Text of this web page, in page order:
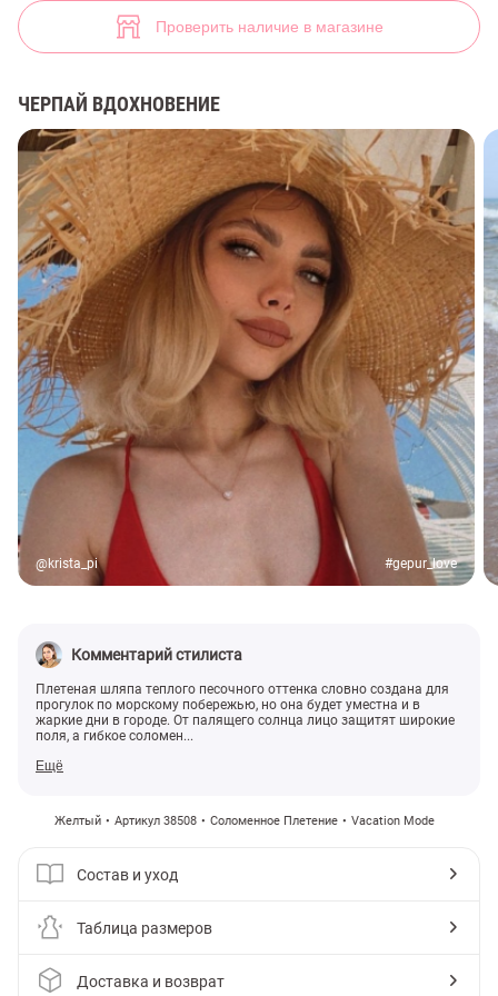
Проверить наличие в магазине
ЧЕРПАЙ ВДОХНОВЕНИЕ
@krista_pi #gepur_love
Комментарий стилиста
Плетеная шляпа теплого песочного оттенка словно создана для
прогулок по морскому побережью, но она будет уместна и в
жаркие дни в городе. От палящего солнца лицо защитят широкие
поля, а гибкое соломен...
Ещё
Желтый Артикул 38508 Соломенное Плетение Vacation Mode
Состав и уход
Таблица размеров
Доставка и возврат
(арт. 38508) ♡ интернет-магазин Gepur